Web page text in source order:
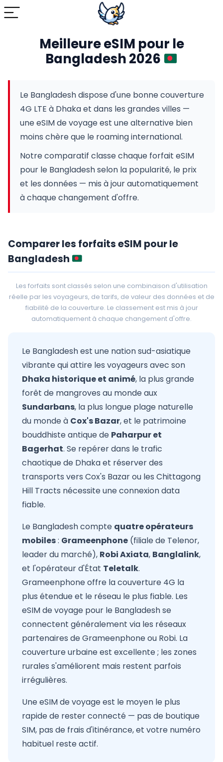
Meilleure eSIM pour le
Bangladesh 2026
Le Bangladesh dispose d'une bonne couverture
4G LTE à Dhaka et dans les grandes villes —
une eSIM de voyage est une alternative bien
moins chère que le roaming international.
Notre comparatif classe chaque forfait eSIM
pour le Bangladesh selon la popularité, le prix
et les données — mis à jour automatiquement
à chaque changement d'offre.
Comparer les forfaits eSIM pour le
Bangladesh
Les forfaits sont classés selon une combinaison d'utilisation
réelle par les voyageurs, de tarifs, de valeur des données et de
fiabilité de la couverture. Le classement est mis à jour
automatiquement à chaque changement d'offre.
Le Bangladesh est une nation sud-asiatique
vibrante qui attire les voyageurs avec son
Dhaka historique et animé, la plus grande
forêt de mangroves au monde aux
Sundarbans, la plus longue plage naturelle
du monde à Cox's Bazar, et le patrimoine
bouddhiste antique de Paharpur et
Bagerhat. Se repérer dans le trafic
chaotique de Dhaka et réserver des
transports vers Cox's Bazar ou les Chittagong
Hill Tracts nécessite une connexion data
fiable.
Le Bangladesh compte quatre opérateurs
mobiles: Grameenphone (filiale de Telenor,
leader du marché), Robi Axiata, Banglalink,
et l'opérateur d'État Teletalk.
Grameenphone offre la couverture 4G la
plus étendue et le réseau le plus fiable. Les
eSIM de voyage pour le Bangladesh se
connectent généralement via les réseaux
partenaires de Grameenphone ou Robi. La
couverture urbaine est excellente ; les zones
rurales s'améliorent mais restent parfois
irrégulières.
Une eSIM de voyage est le moyen le plus
rapide de rester connecté — pas de boutique
SIM, pas de frais d'itinérance, et votre numéro
habituel reste actif.